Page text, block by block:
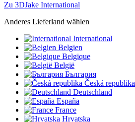
Zu 3DJake International
Anderes Lieferland wählen
International
Belgien
Belgique
België
България
Česká republika
Deutschland
España
France
Hrvatska